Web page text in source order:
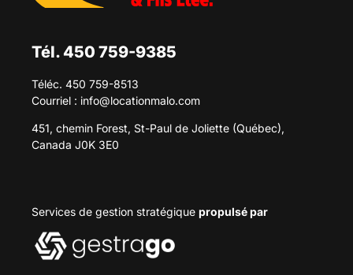
Tél. 450 759-9385
Téléc. 450 759-8513
Courriel : info@locationmalo.com
451, chemin Forest, St-Paul de Joliette (Québec),
Canada J0K 3E0
Services de gestion stratégique propulsé par